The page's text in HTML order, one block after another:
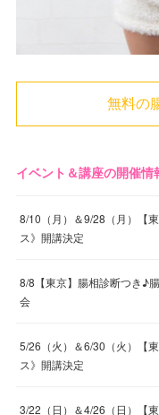
無料の
イベント＆講座の開催情
8/10（月）＆9/28（月）【
ス》開講決定
8/8【東京】腸相診断つき♪
会
5/26（火）＆6/30（火）【
ス》開講決定
3/22（日）＆4/26（日）【